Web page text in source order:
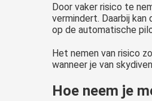
Door vaker risico te
vermindert. Daarbij
op de automatische
Het nemen van risico
wanneer je van
Hoe neem je